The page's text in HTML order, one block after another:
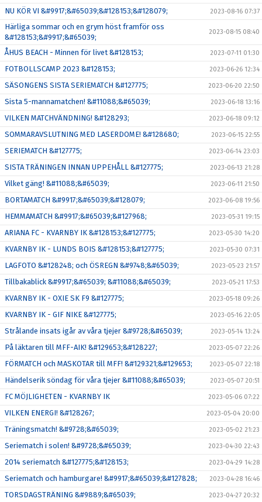
NU KÖR VI &#9917;&#65039;&#128153;&#128079; 2023-08-16 07:37
Härliga sommar och en grym höst framför oss
&#128153;&#9917;&#65039;
2023-08-15 08:40
ÅHUS BEACH - Minnen för livet &#128153; 2023-07-11 01:30
FOTBOLLSCAMP 2023 &#128153; 2023-06-26 12:34
SÄSONGENS SISTA SERIEMATCH &#127775; 2023-06-20 22:50
Sista 5-mannamatchen! &#11088;&#65039; 2023-06-18 13:16
VILKEN MATCHVÄNDNING! &#128293; 2023-06-18 09:12
SOMMARAVSLUTNING MED LASERDOME! &#128680; 2023-06-15 22:55
SERIEMATCH &#127775; 2023-06-14 23:03
SISTA TRÄNINGEN INNAN UPPEHÅLL &#127775; 2023-06-13 21:28
Vilket gäng! &#11088;&#65039; 2023-06-11 21:50
BORTAMATCH &#9917;&#65039;&#128079; 2023-06-08 19:56
HEMMAMATCH &#9917;&#65039;&#127968; 2023-05-31 19:15
ARIANA FC - KVARNBY IK &#128153;&#127775; 2023-05-30 14:20
KVARNBY IK - LUNDS BOIS &#128153;&#127775; 2023-05-30 07:31
LAGFOTO &#128248; och ÖSREGN &#9748;&#65039; 2023-05-23 21:57
Tillbakablick &#9917;&#65039; &#11088;&#65039; 2023-05-21 17:53
KVARNBY IK - OXIE SK F9 &#127775; 2023-05-18 09:26
KVARNBY IK - GIF NIKE &#127775; 2023-05-16 22:05
Strålande insats igår av våra tjejer &#9728;&#65039; 2023-05-14 13:24
På läktaren till MFF-AIK! &#129653;&#128227; 2023-05-07 22:26
FÖRMATCH och MASKOTAR till MFF! &#129321;&#129653; 2023-05-07 22:18
Händelserik söndag för våra tjejer &#11088;&#65039; 2023-05-07 20:51
FC MÖJLIGHETEN - KVARNBY IK 2023-05-06 07:22
VILKEN ENERGI! &#128267; 2023-05-04 20:00
Träningsmatch! &#9728;&#65039; 2023-05-02 21:23
Seriematch i solen! &#9728;&#65039; 2023-04-30 22:43
2014 seriematch &#127775;&#128153; 2023-04-29 14:28
Seriematch och hamburgare! &#9917;&#65039;&#127828; 2023-04-28 16:46
TORSDAGSTRÄNING &#9889;&#65039; 2023-04-27 20:32